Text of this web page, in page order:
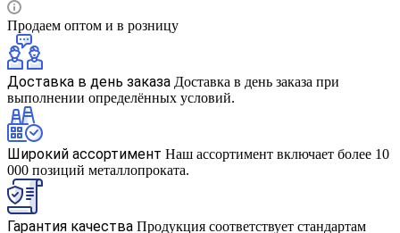
Продаем оптом и в розницу
Доставка в день заказа Доставка в день заказа при
выполнении определённых условий.
Широкий ассортимент Наш ассортимент включает более 10
000 позиций металлопроката.
Гарантия качества Продукция соответствует стандартам